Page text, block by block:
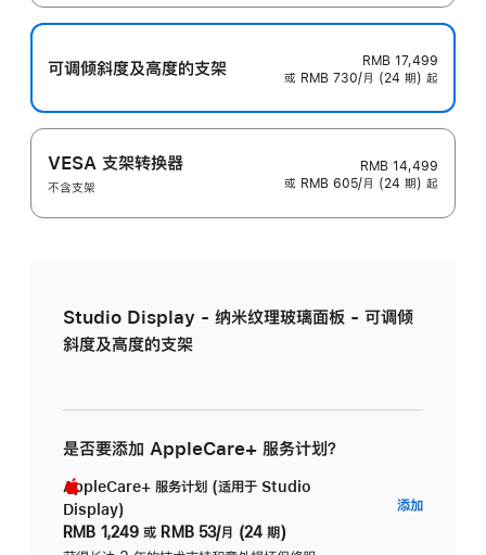
可调倾斜度及高‍度的支‍架
RMB 17,499
或 RMB 730/月 (24 期) 起
VESA 支架转换器
不含支架
RMB 14,499
或 RMB 605/月 (24 期) 起
Studio Display - 纳米纹理玻璃面板 - 可调倾
斜度及高度的支架
是否要添加 AppleCare+ 服务计划？
AppleCare+ 服务计划 (适用于 Studio
Display)
RMB 1,249 或 RMB 53/月 (24 期)
添加